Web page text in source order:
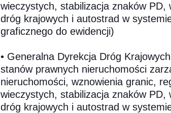
wieczystych, stabilizacja znaków PD,
dróg krajowych i autostrad w
graficznego do ewidencji)
• Generalna Dyrekcja Dróg
stanów prawnych nieruchomości
nieruchomości, wznowienia granic,
wieczystych, stabilizacja znaków PD,
dróg krajowych i autostrad w